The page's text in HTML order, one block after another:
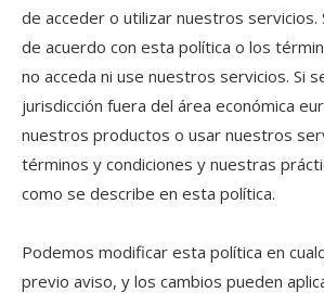
de acceder o utilizar nuestros servicios.
de acuerdo con esta política o los
no acceda ni use nuestros servicios. Si
jurisdicción fuera del área económica
nuestros productos o usar nuestros
términos y condiciones y nuestras
como se describe en esta política.
Podemos modificar esta política en
previo aviso, y los cambios pueden